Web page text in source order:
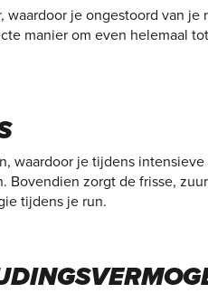
waardoor je ongestoord van je
manier om even helemaal
waardoor je tijdens intensieve
Bovendien zorgt de frisse,
tijdens je run.